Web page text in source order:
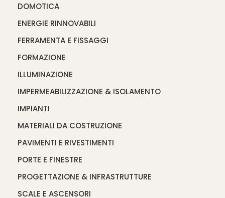
DOMOTICA
ENERGIE RINNOVABILI
FERRAMENTA E FISSAGGI
FORMAZIONE
ILLUMINAZIONE
IMPERMEABILIZZAZIONE & ISOLAMENTO
IMPIANTI
MATERIALI DA COSTRUZIONE
PAVIMENTI E RIVESTIMENTI
PORTE E FINESTRE
PROGETTAZIONE & INFRASTRUTTURE
SCALE E ASCENSORI